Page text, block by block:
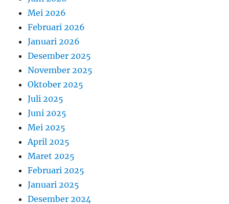
Mei 2026
Februari 2026
Januari 2026
Desember 2025
November 2025
Oktober 2025
Juli 2025
Juni 2025
Mei 2025
April 2025
Maret 2025
Februari 2025
Januari 2025
Desember 2024